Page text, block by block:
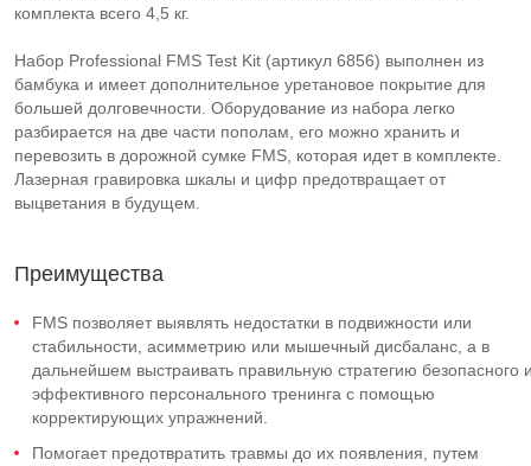
комплекта всего 4,5 кг.
Набор Professional FMS Test Kit (артикул 6856) выполнен из
бамбука и имеет дополнительное уретановое покрытие для
большей долговечности. Оборудование из набора легко
разбирается на две части пополам, его можно хранить и
перевозить в дорожной сумке FMS, которая идет в комплекте.
Лазерная гравировка шкалы и цифр предотвращает от
выцветания в будущем.
Преимущества
FMS позволяет выявлять недостатки в подвижности или
стабильности, асимметрию или мышечный дисбаланс, а в
дальнейшем выстраивать правильную стратегию безопасного
эффективного персонального тренинга с помощью
корректирующих упражнений.
Помогает предотвратить травмы до их появления, путем